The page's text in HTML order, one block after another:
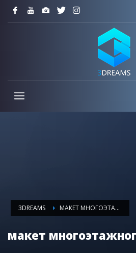
3DREAMS МАКЕТ МНОГОЭТАЖНОГО ДОМА
макет